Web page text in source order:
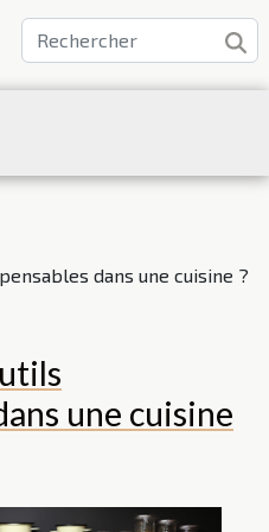
dans une cuisine ?
une cuisine